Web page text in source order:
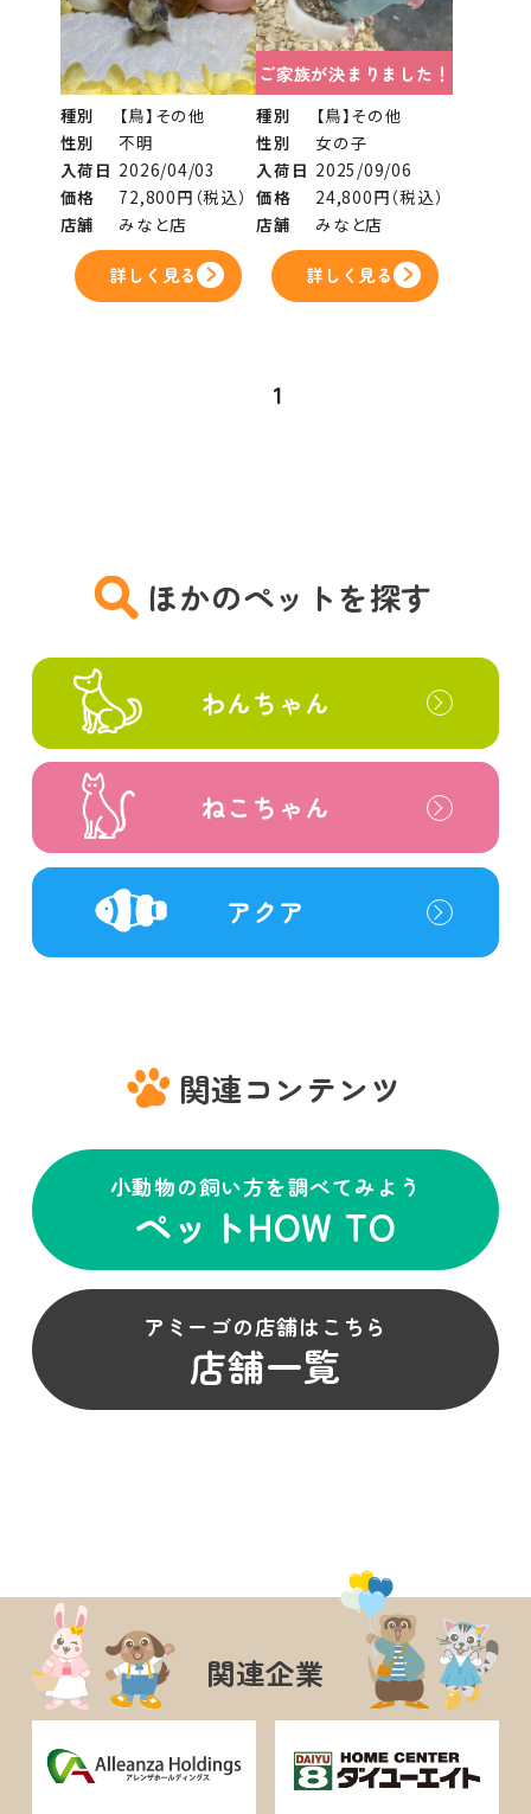
種別
【鳥】その他
性別
不明
入荷日 2026/04/03
価格
72,800円（税込）
店舗
みなと店
詳しく見る
ご家族が決まりました！
種別
【鳥】その他
性別
女の子
入荷日 2025/09/06
価格
24,800円（税込）
店舗
みなと店
詳しく見る
1
ほかのペットを探す
わんちゃん
ねこちゃん
アクア
関連コンテンツ
小動物の飼い方を調べてみよう
ペットHOW TO
アミーゴの店舗はこちら
店舗一覧
関連企業